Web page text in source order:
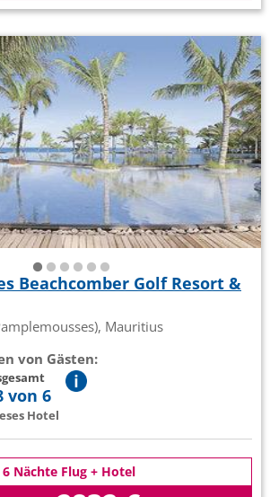
Beachcomber Golf Resort &
Mauritius
von Gästen:
von 6
Hotel
6 Nächte Flug + Hotel